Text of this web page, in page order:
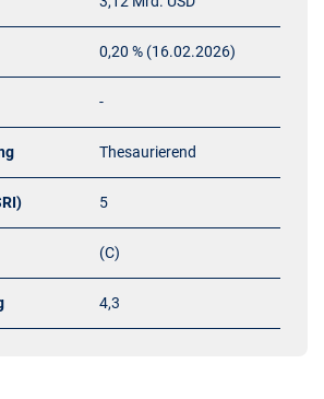
0,20 % (16.02.2026)
-
Thesaurierend
5
(C)
4,3